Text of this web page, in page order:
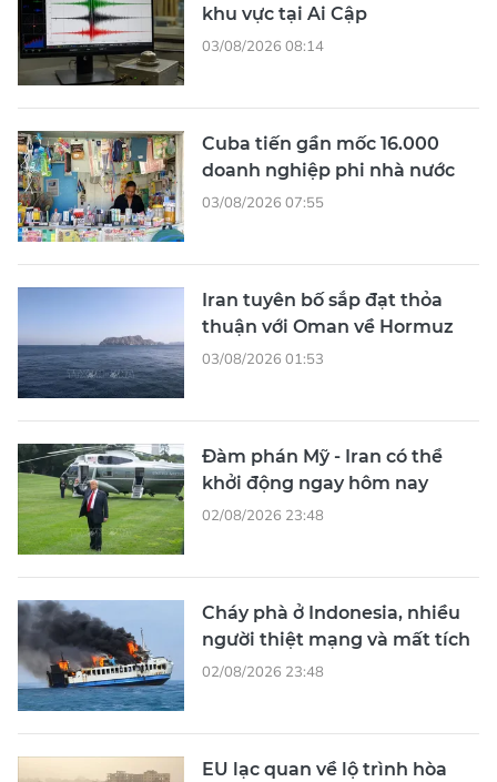
khu vực tại Ai Cập
03/08/2026 08:14
Cuba tiến gần mốc 16.000
doanh nghiệp phi nhà nước
03/08/2026 07:55
Iran tuyên bố sắp đạt thỏa
thuận với Oman về Hormuz
03/08/2026 01:53
Đàm phán Mỹ - Iran có thể
khởi động ngay hôm nay
02/08/2026 23:48
Cháy phà ở Indonesia, nhiều
người thiệt mạng và mất tích
02/08/2026 23:48
EU lạc quan về lộ trình hòa